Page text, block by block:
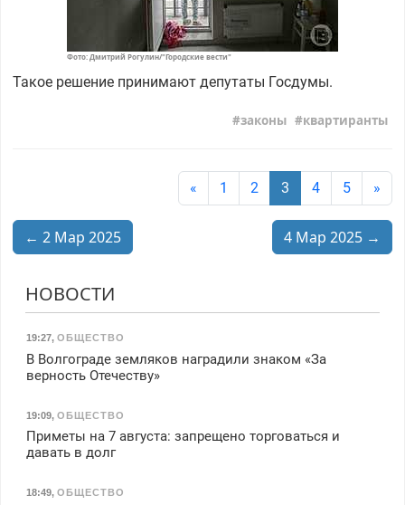
Фото: Дмитрий Рогулин/"Городские вести"
Такое решение принимают депутаты Госдумы.
законы квартиранты
« 1 2 3 4 5 »
← 2 Мар 2025 4 Мар 2025 →
НОВОСТИ
19:27, ОБЩЕСТВО
В Волгограде земляков наградили знаком «За
верность Отечеству»
19:09, ОБЩЕСТВО
Приметы на 7 августа: запрещено торговаться и
давать в долг
18:49, ОБЩЕСТВО